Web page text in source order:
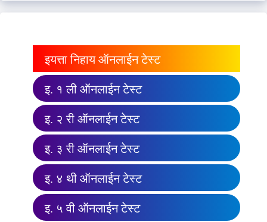
इयत्ता निहाय ऑनलाईन टेस्ट
इ. १ ली ऑनलाईन टेस्ट
इ. २ री ऑनलाईन टेस्ट
इ. ३ री ऑनलाईन टेस्ट
इ. ४ थी ऑनलाईन टेस्ट
इ. ५ वी ऑनलाईन टेस्ट